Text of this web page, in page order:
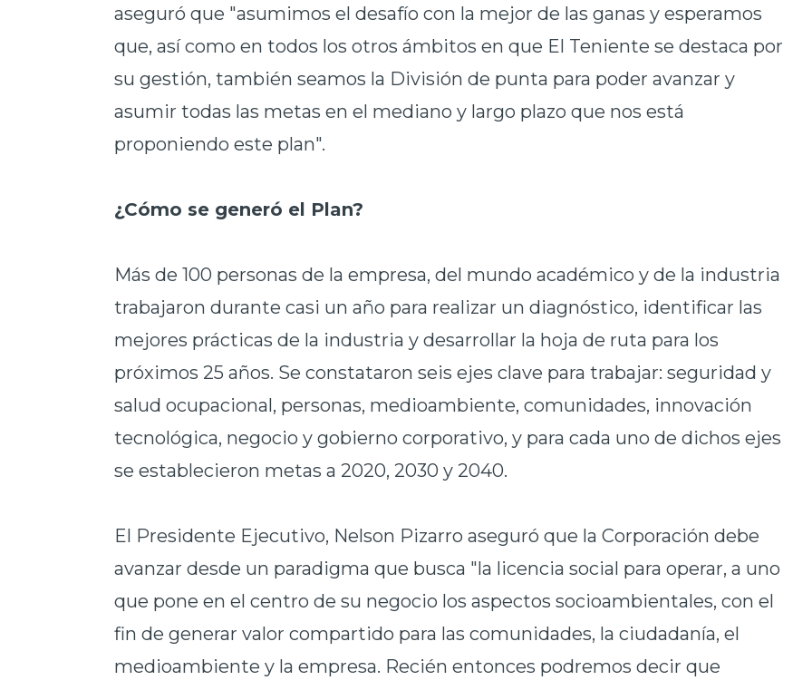
aseguró que "asumimos el desafío con la mejor de las ganas y esperamos
que, así como en todos los otros ámbitos en que El Teniente se destaca por
su gestión, también seamos la División de punta para poder avanzar y
asumir todas las metas en el mediano y largo plazo que nos está
proponiendo este plan".
¿Cómo se generó el Plan?
Más de 100 personas de la empresa, del mundo académico y de la industria
trabajaron durante casi un año para realizar un diagnóstico, identificar las
mejores prácticas de la industria y desarrollar la hoja de ruta para los
próximos 25 años. Se constataron seis ejes clave para trabajar: seguridad y
salud ocupacional, personas, medioambiente, comunidades, innovación
tecnológica, negocio y gobierno corporativo, y para cada uno de dichos ejes
se establecieron metas a 2020, 2030 y 2040.
El Presidente Ejecutivo, Nelson Pizarro aseguró que la Corporación debe
avanzar desde un paradigma que busca "la licencia social para operar, a uno
que pone en el centro de su negocio los aspectos socioambientales, con el
fin de generar valor compartido para las comunidades, la ciudadanía, el
medioambiente y la empresa. Recién entonces podremos decir que